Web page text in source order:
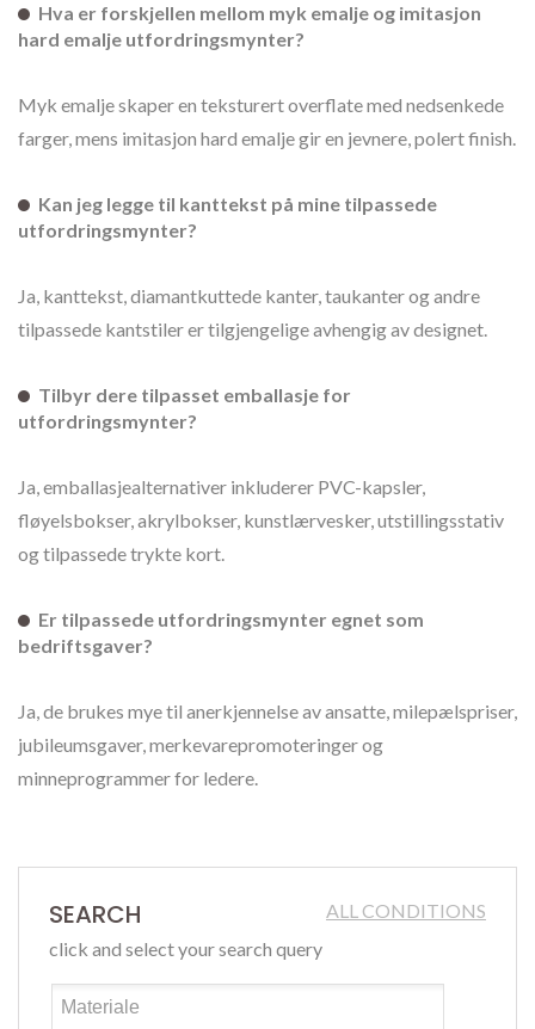
Hva er forskjellen mellom myk emalje og imitasjon
hard emalje utfordringsmynter?
Myk emalje skaper en teksturert overflate med nedsenkede
farger, mens imitasjon hard emalje gir en jevnere, polert finish.
Kan jeg legge til kanttekst på mine tilpassede
utfordringsmynter?
Ja, kanttekst, diamantkuttede kanter, taukanter og andre
tilpassede kantstiler er tilgjengelige avhengig av designet.
Tilbyr dere tilpasset emballasje for
utfordringsmynter?
Ja, emballasjealternativer inkluderer PVC-kapsler,
fløyelsbokser, akrylbokser, kunstlærvesker, utstillingsstativ
og tilpassede trykte kort.
Er tilpassede utfordringsmynter egnet som
bedriftsgaver?
Ja, de brukes mye til anerkjennelse av ansatte, milepælspriser,
jubileumsgaver, merkevarepromoteringer og
minneprogrammer for ledere.
ALL CONDITIONS
SEARCH
click and select your search query